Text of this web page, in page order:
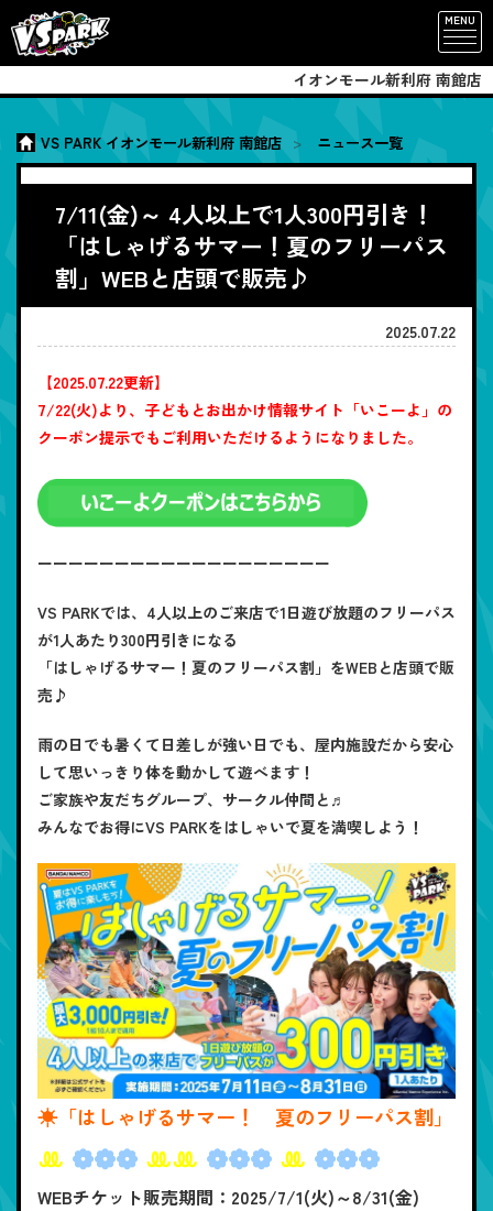
MENU
イオンモール新利府 南館店
VS PARK イオンモール新利府 南館店 ニュース一覧
7/11(金)～ 4人以上で1人300円引き！
「はしゃげるサマー！夏のフリーパス
割」WEBと店頭で販売♪
2025.07.22
【2025.07.22更新】
7/22(火)より、子どもとお出かけ情報サイト「いこーよ」の
クーポン提示でもご利用いただけるようになりました。
ーーーーーーーーーーーーーーーーーーー
VS PARKでは、4人以上のご来店で1日遊び放題のフリーパス
が1人あたり300円引きになる
「はしゃげるサマー！夏のフリーパス割」をWEBと店頭で販
売♪
雨の日でも暑くて日差しが強い日でも、屋内施設だから安心
して思いっきり体を動かして遊べます！
ご家族や友だちグループ、サークル仲間と♬
みんなでお得にVS PARKをはしゃいで夏を満喫しよう！
☀「はしゃげるサマー！ 夏のフリーパス割」
ꔛ ❁❁❁ ꔛꔛ ❁❁❁ ꔛ ❁❁❁
WEBチケット販売期間：2025/7/1(火)～8/31(金)